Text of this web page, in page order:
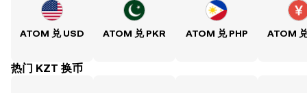
ATOM 兑 USD ATOM 兑 PKR ATOM 兑 PHP ATOM
热门 KZT 换币